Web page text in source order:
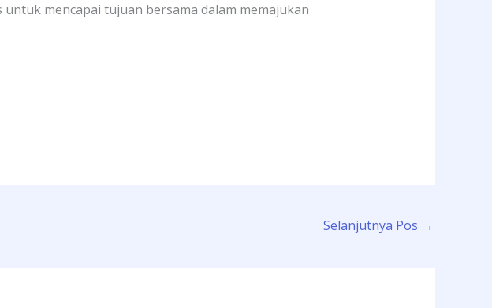
mencapai tujuan bersama dalam memajukan
Selanjutnya Pos →